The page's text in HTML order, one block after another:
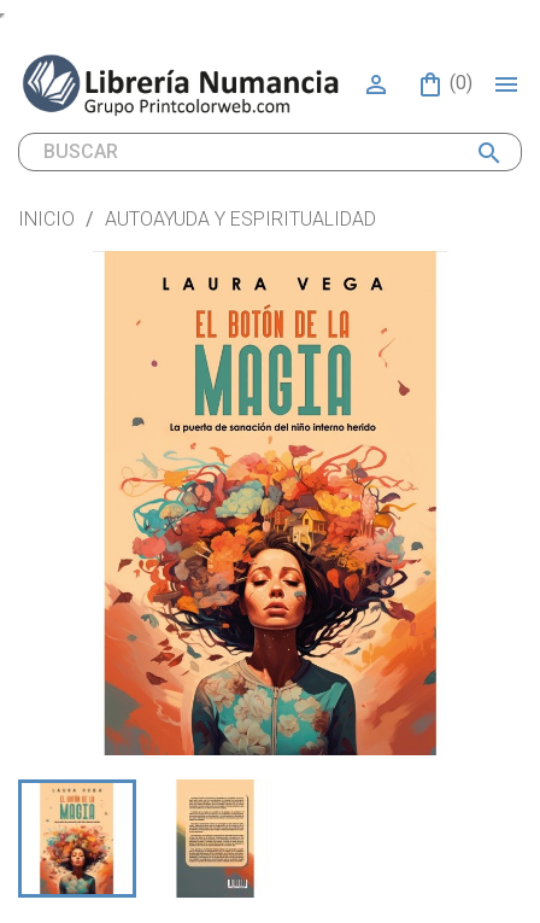
 (0) 
search
INICIO AUTOAYUDA Y ESPIRITUALIDAD